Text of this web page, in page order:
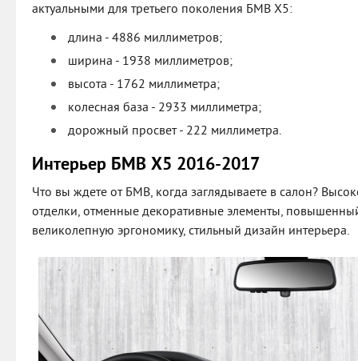
актуальными для третьего поколения БМВ Х5:
длина - 4886 миллиметров;
ширина - 1938 миллиметров;
высота - 1762 миллиметра;
колесная база - 2933 миллиметра;
дорожный просвет - 222 миллиметра.
Интерьер БМВ Х5 2016-2017
Что вы ждете от БМВ, когда заглядываете в салон?
отделки, отменные декоративные элементы,
великолепную эргономику, стильный дизайн интерьера.